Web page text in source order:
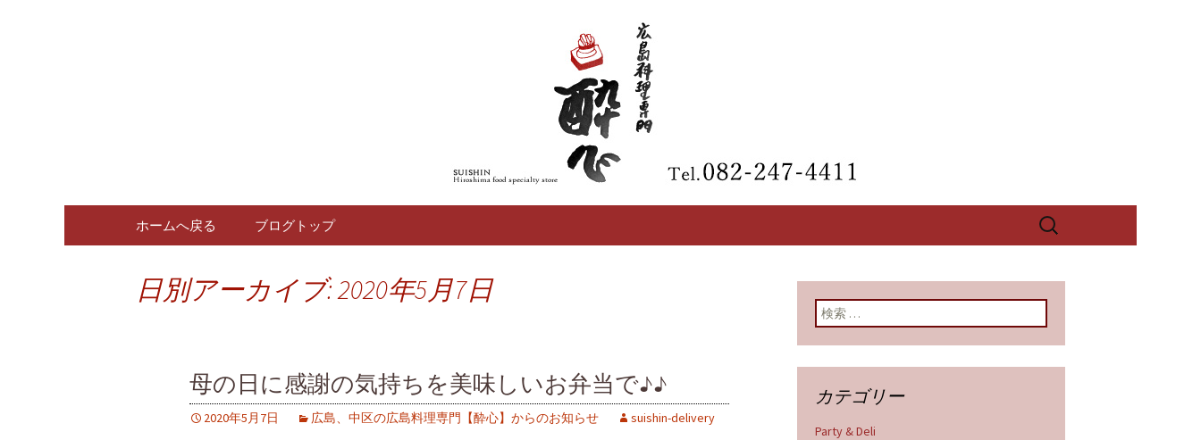
広島、中区の広島料理専門【酔心】のブ
コンテンツへ移動
ホームへ戻る ブログトップ
検
日別アーカイブ: 2020年5月7日
母の日に感謝の気持ちを美味しいお弁当で♪♪
2020年5月7日 広島、中区の広島料理専門【酔心】からのお知らせ suishin-delivery
検索:
カテゴリー
Party & Deli